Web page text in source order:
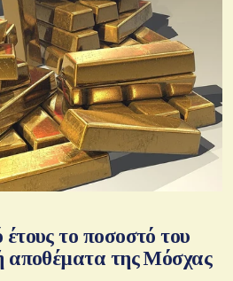
το ποσοστό του
αποθέματα της Μόσχας